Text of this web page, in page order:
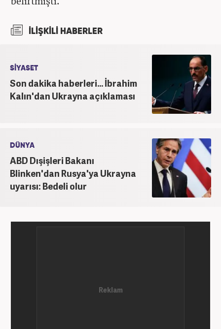
İLİŞKİLİ HABERLER
SİYASET
Son dakika haberleri... İbrahim
Kalın'dan Ukrayna açıklaması
DÜNYA
ABD Dışişleri Bakanı
Blinken'dan Rusya'ya Ukrayna
uyarısı: Bedeli olur